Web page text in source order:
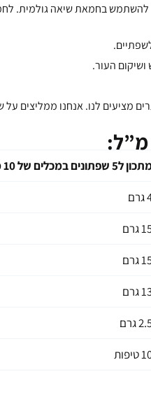
להשתמש בחמאת שיאה גולמית.
העור.
מציעים לנו. אנחנו ממליצים על
ל5 שפתונים במכלים של 10 מ”ל
גרם
גרם
גרם
גרם